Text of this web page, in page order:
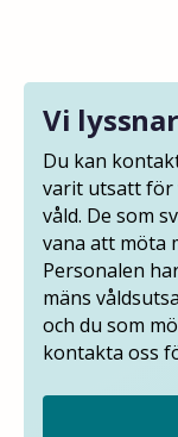
Vi
Du kan
varit utsatt för
våld. De som
vana att möta
Personalen
mäns
och du som
kontakta oss